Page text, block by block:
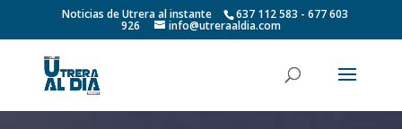
Noticias de Utrera al instante 637 112 583 - 677 603
926 info@utreraaldia.com